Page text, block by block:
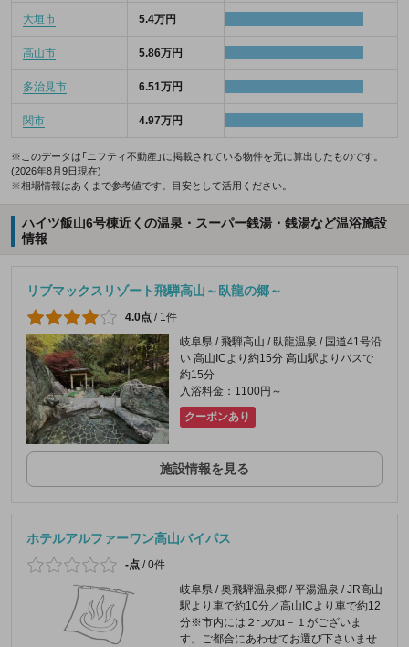
大垣市 5.4万円
高山市 5.86万円
多治見市 6.51万円
関市 4.97万円
※このデータは「ニフティ不動産」に掲載されている物件を元に算出したものです。
(2026年8月9日現在)
※相場情報はあくまで参考値です。目安として活用ください。
ハイツ飯山6号棟近くの温泉・スーパー銭湯・銭湯など温浴施設
情報
リブマックスリゾート飛騨高山～臥龍の郷～
4.0点 / 1件
岐阜県 / 飛騨高山 / 臥龍温泉 / 国道41号沿
い 高山ICより約15分 高山駅よりバスで
約15分
入浴料金：1100円～
クーポンあり
施設情報を見る
ホテルアルファーワン高山バイパス
-点 /0件
岐阜県 / 奥飛騨温泉郷 / 平湯温泉 / JR高山
駅より車で約10分／高山ICより車で約12
分※市内には２つのα－１がございま
す。ご都合にあわせてお選び下さいませ